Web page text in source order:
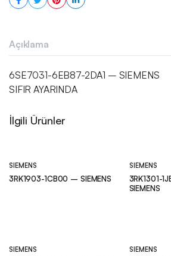
Açıklama
6SE7031-6EB87-2DA1 – SIEMENS
SIFIR AYARINDA
İlgili Ürünler
SIEMENS
3RK1903-1CB00 – SIEMENS
SIEMENS
3RK1301-
SIEMENS
SIEMENS SIEMENS